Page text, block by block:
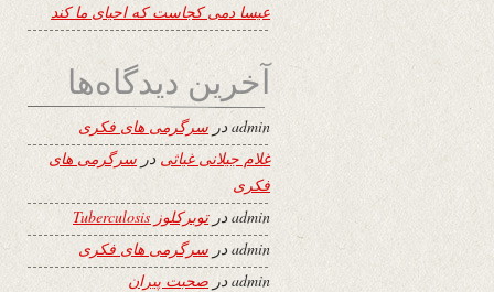
عیسا دمی کجاست که احیای ما کند
آخرین دیدگاه‌ها
adminدر سرگرمی های فکری
غلام جیلانی غیاثی در سرگرمی های
فکری
adminدرتوبرکلوز Tuberculosis
adminدر سرگرمی های فکری
adminدر صحبت پیران